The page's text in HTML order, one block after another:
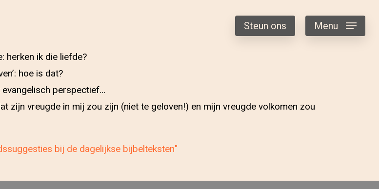
Steun ons Menu
herken ik die liefde?
hoe is dat?
perspectief…
zijn vreugde in mij zou zijn (niet te geloven!) en mijn vreugde volkomen zou
bij de dagelijkse bijbelteksten"